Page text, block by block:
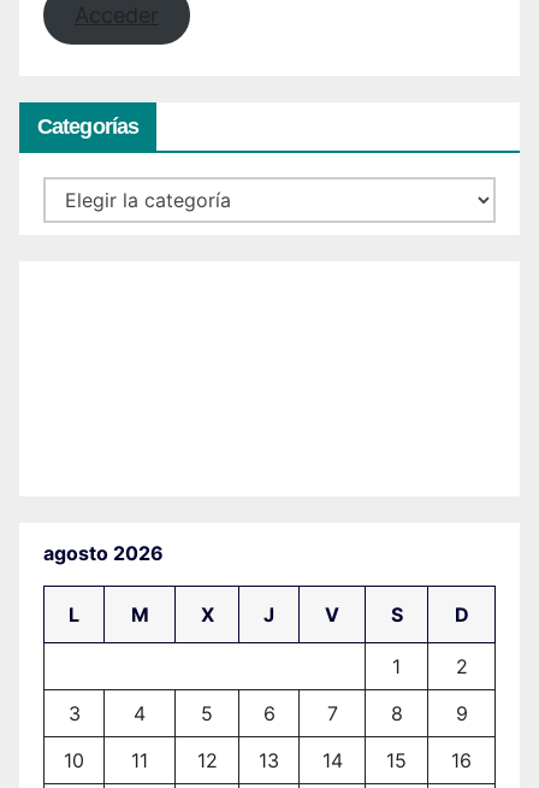
Acceder
Categorías
Categorías
agosto 2026
L M X J V S D
1
2
3
4 5 6 7 8
9
10
11 12 13 14 15 16